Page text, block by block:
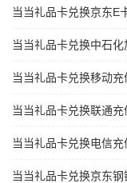
当当礼品卡兑换京东E
当当礼品卡兑换中石化
当当礼品卡兑换移动充
当当礼品卡兑换联通充
当当礼品卡兑换电信充
当当礼品卡兑换京东钢